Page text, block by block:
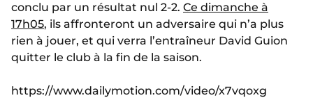
conclu par un résultat nul 2-2. Ce dimanche à
17h05, ils affronteront un adversaire qui n’a plus
rien à jouer, et qui verra l’entraîneur David Guion
quitter le club à la fin de la saison.
https://www.dailymotion.com/video/x7vqoxg